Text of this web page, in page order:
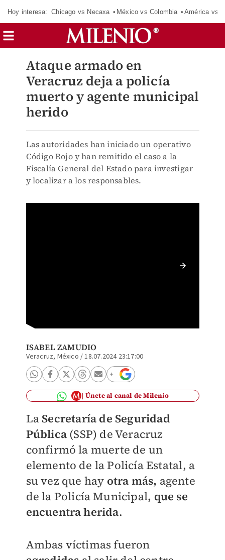
Hoy interesa: Chicago vs Necaxa México vs Colombia América vs
Ataque armado en
Veracruz deja a policía
muerto y agente municipal
herido
Las autoridades han iniciado un operativo
Código Rojo y han remitido el caso a la
Fiscalía General del Estado para investigar
y localizar a los responsables.
ISABEL ZAMUDIO
Veracruz, México /18.07.2024 23:17:00
Únete al canal de Milenio
La Secretaría de Seguridad
Pública (SSP) de Veracruz
confirmó la muerte de un
elemento de la Policía Estatal, a
su vez que hay otra más, agente
de la Policía Municipal, que se
encuentra herida.
Ambas víctimas fueron